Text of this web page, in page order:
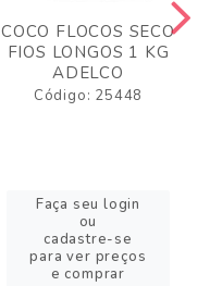
COCO FLOCOS SECO
FIOS LONGOS 1 KG
ADELCO
Código: 25448
Faça seu login
ou
cadastre-se
para ver preços
e comprar